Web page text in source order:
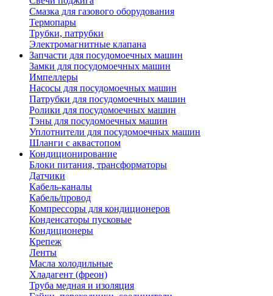
Смазка для газового оборудования
Термопары
Трубки, патрубки
Электромагнитные клапана
Запчасти для посудомоечных машин
Замки для посудомоечных машин
Импеллеры
Насосы для посудомоечных машин
Патрубки для посудомоечных машин
Ролики для посудомоечных машин
Тэны для посудомоечных машин
Уплотнители для посудомоечных машин
Шланги с аквастопом
Кондиционирование
Блоки питания, трансформаторы
Датчики
Кабель-каналы
Кабель/провод
Компрессоры для кондиционеров
Конденсаторы пусковые
Кондиционеры
Крепеж
Ленты
Масла холодильные
Хладагент (фреон)
Труба медная и изоляция